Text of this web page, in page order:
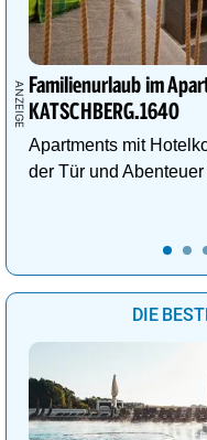
Familienurlaub im
KATSCHBERG.1640
Apartments mit
der Tür und
DIE